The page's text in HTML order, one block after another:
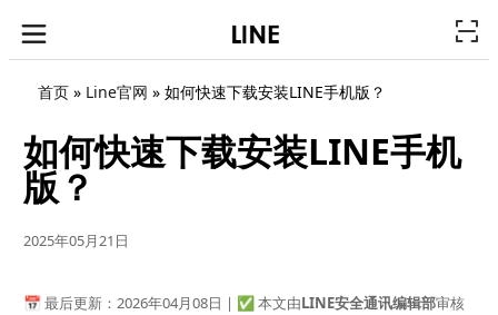
首页» Line官网 » 如何快速下载安装LINE手机版？
如何快速下载安装LINE手机
版？
2025年05月21日
📅 最后更新：2026年04月08日 | ✅ 本文由LINE安全通讯编辑部审核